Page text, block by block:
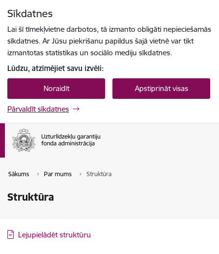
Sīkdatnes
Lai šī tīmekļvietne darbotos, tā izmanto obligāti nepieciešamās
sīkdatnes. Ar Jūsu piekrišanu papildus šajā vietnē var tikt
izmantotas statistikas un sociālo mediju sīkdatnes.
Lūdzu, atzīmējiet savu izvēli:
Noraidīt Apstiprināt visas
Pārvaldīt sīkdatnes
Sākums Par mums Struktūra
Struktūra
Lejupielādēt struktūru